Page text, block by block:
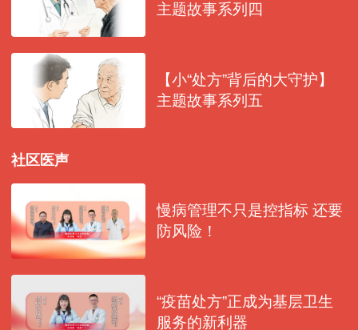
主题故事系列四
【小“处方”背后的大守护】
主题故事系列五
社区医声
慢病管理不只是控指标 还要
防风险！
“疫苗处方”正成为基层卫生
服务的新利器